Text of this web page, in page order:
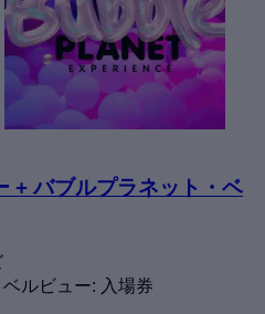
+ バブルプラネット・ベ
ルビュー: 入場券